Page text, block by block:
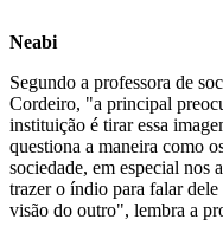
Neabi
Segundo a professora de
Cordeiro, "a principal
instituição é tirar essa
questiona a maneira como
sociedade, em especial nos
trazer o índio para falar dele
visão do outro", lembra a